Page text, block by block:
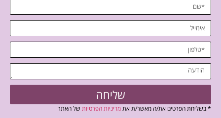
שליחה
* בשליחת הפרטים את/ה מאשר/ת אתמדיניות הפרטיות של האתר